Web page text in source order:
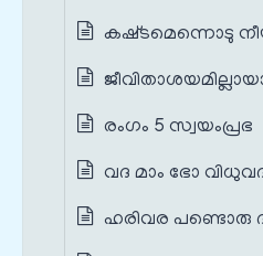
കഷ്‌ടമെന്നൊടു
രംഗം 5 സ്വയം‌പ്രഭ
വദ മാം ഭോ
ഹരിവര പണ്ടൊരു